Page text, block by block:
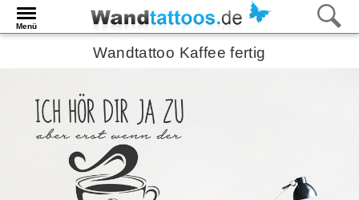
Menü
Wandtattoo Kaffee fertig